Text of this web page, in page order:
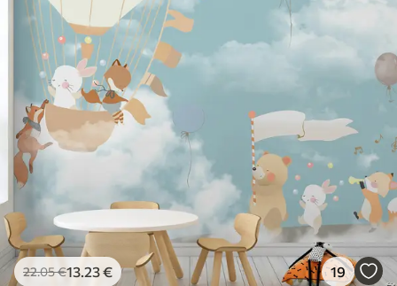
22.05€13.23€ 19